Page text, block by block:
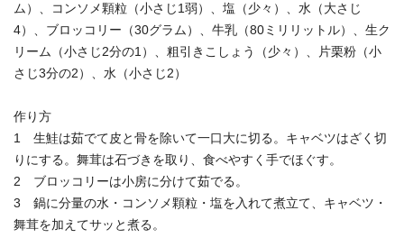
ム）、コンソメ顆粒（小さじ1弱）、塩（少々）、水（大さじ
4）、ブロッコリー（30グラム）、牛乳（80ミリリットル）、生ク
リーム（小さじ2分の1）、粗引きこしょう（少々）、片栗粉（小
さじ3分の2）、水（小さじ2）
作り方
1 生鮭は茹でて皮と骨を除いて一口大に切る。キャベツはざく切
りにする。舞茸は石づきを取り、食べやすく手でほぐす。
2 ブロッコリーは小房に分けて茹でる。
3 鍋に分量の水・コンソメ顆粒・塩を入れて煮立て、キャベツ・
舞茸を加えてサッと煮る。